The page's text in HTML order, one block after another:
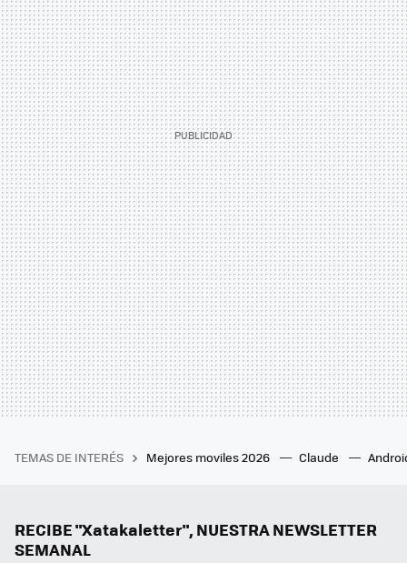
TEMAS DE INTERÉS Mejores moviles 2026 Claude
RECIBE "Xatakaletter", NUESTRA NEWSLETTER
SEMANAL